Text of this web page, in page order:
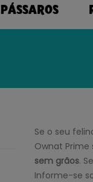
PÁSSAROS
Se o seu
Ownat
sem grãos.
Informe-se